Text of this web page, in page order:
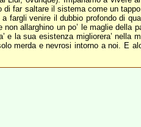
far saltare il sistema come un
venire il dubbio profondo di
allarghino un po’ le maglie
la sua esistenza migliorera’ nella
merda e nevrosi intorno a noi. E